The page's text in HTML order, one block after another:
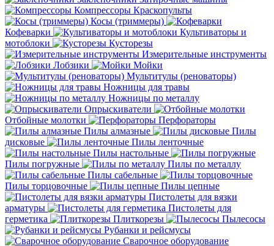
Компрессоры Краскопульты
Косы (триммеры)
Кофеварки
Культиваторы и
мотоблоки
Кусторезы
Измерительные инструменты
Лобзики
Мойки
Мультитулы (реноваторы)
Ножницы для травы
Ножницы по металлу
Опрыскиватели
Отбойные молотки
Перфораторы
Пилы алмазные
Пилы
дисковые
Пилы ленточные
Пилы настольные
Пилы погружные
Пилы по металлу
Пилы сабельные
Пилы торцовочные
Пилы цепные
Пистолеты для вязки
арматуры
Пистолеты для
герметика
Плиткорезы
Пылесосы
Рубанки и рейсмусы
Сварочное оборудование